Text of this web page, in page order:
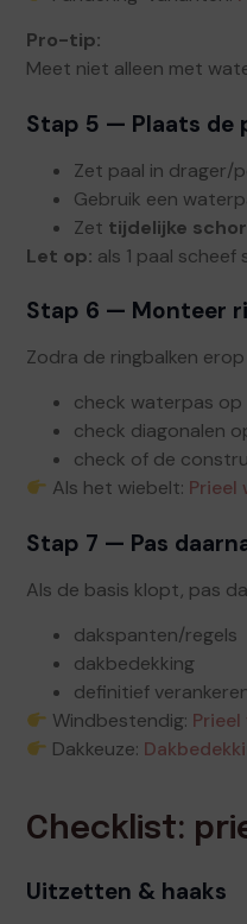
Pro-tip:
Meet niet alleen met
Stap 5 — Plaats de
Zet paal in drager/
Gebruik een
Zet tijdelijke
Let op: als 1 paal
Stap 6 — Monteer
Zodra de ringbalken
check waterpas op
check diagonalen
check of de
Als het wiebelt: Prieel
Stap 7 — Pas
Als de basis klopt, pas
dakspanten/regels
dakbedekking
definitief
Windbestendig:
Dakkeuze:
Checklist:
Uitzetten & haaks